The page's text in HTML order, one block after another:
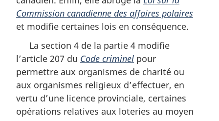
Commission canadienne des affaires polaires
et modifie certaines lois en conséquence.
La section 4 de la partie 4 modifie
l’article 207 du Code criminel pour
permettre aux organismes de charité ou
aux organismes religieux d’effectuer, en
vertu d’une licence provinciale, certaines
opérations relatives aux loteries au moyen